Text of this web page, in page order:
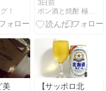
！
志太泉酒造
3日前
ポン酒と焼酎 極上ワインfrom 磐田市掛塚 粋な町
美
【サッポロ北